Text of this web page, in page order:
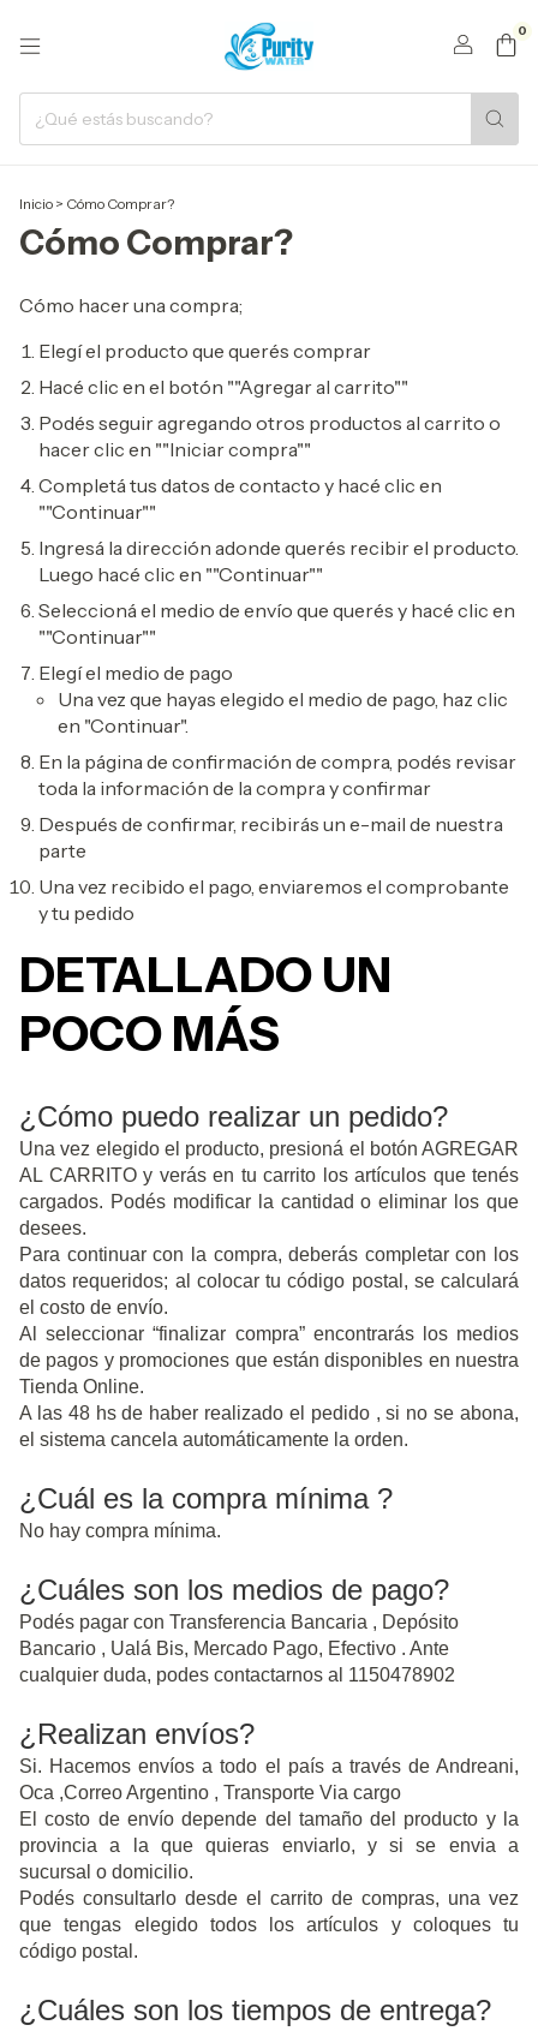
0
Inicio > Cómo Comprar?
Cómo Comprar?
Cómo hacer una compra;
Elegí el producto que querés comprar
Hacé clic en el botón ""Agregar al carrito""
Podés seguir agregando otros productos al carrito o
hacer clic en ""Iniciar compra""
Completá tus datos de contacto y hacé clic en
""Continuar""
Ingresá la dirección adonde querés recibir el producto.
Luego hacé clic en ""Continuar""
Seleccioná el medio de envío que querés y hacé clic en
""Continuar""
Elegí el medio de pago
Una vez que hayas elegido el medio de pago, haz clic
en "Continuar".
En la página de confirmación de compra, podés revisar
toda la información de la compra y confirmar
Después de confirmar, recibirás un e-mail de nuestra
parte
Una vez recibido el pago, enviaremos el comprobante
y tu pedido
DETALLADO UN
POCO MÁS
¿Cómo puedo realizar un pedido?
Una vez elegido el producto, presioná el botón AGREGAR
AL CARRITO y verás en tu carrito los artículos que tenés
cargados. Podés modificar la cantidad o eliminar los que
desees.
Para continuar con la compra, deberás completar con los
datos requeridos; al colocar tu código postal, se calculará
el costo de envío.
Al seleccionar “finalizar compra” encontrarás los medios
de pagos y promociones que están disponibles en nuestra
Tienda Online.
A las 48 hs de haber realizado el pedido , si no se abona,
el sistema cancela automáticamente la orden.
¿Cuál es la compra mínima ?
No hay compra mínima.
¿Cuáles son los medios de pago?
Podés pagar con Transferencia Bancaria , Depósito
Bancario , Ualá Bis, Mercado Pago, Efectivo . Ante
cualquier duda, podes contactarnos al 1150478902
¿Realizan envíos?
Si. Hacemos envíos a todo el país a través de Andreani,
Oca ,Correo Argentino , Transporte Via cargo
El costo de envío depende del tamaño del producto y la
provincia a la que quieras enviarlo, y si se envia a
sucursal o domicilio.
Podés consultarlo desde el carrito de compras, una vez
que tengas elegido todos los artículos y coloques tu
código postal.
¿Cuáles son los tiempos de entrega?